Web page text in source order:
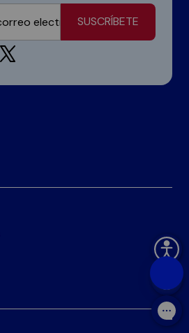
SUSCRÍBETE